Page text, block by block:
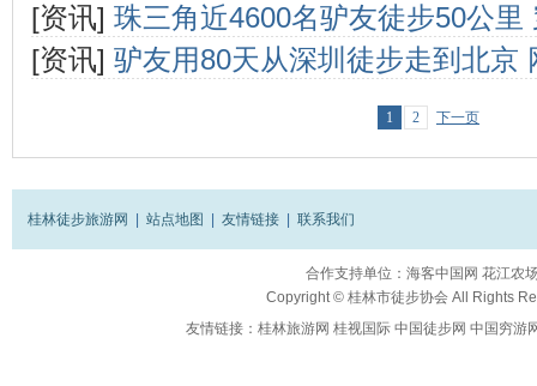
[资讯] 珠三角近4600名驴友徒步50公里
[资讯] 驴友用80天从深圳徒步走到北京
1 2 下一页
桂林徒步旅游网 站点地图 友情链接 联系我们
合作支持单位： 海客中国网 花江农
Copyright © 桂林市徒步协会All Rights
友情链接： 桂林旅游网 桂视国际 中国徒步网 中国穷游